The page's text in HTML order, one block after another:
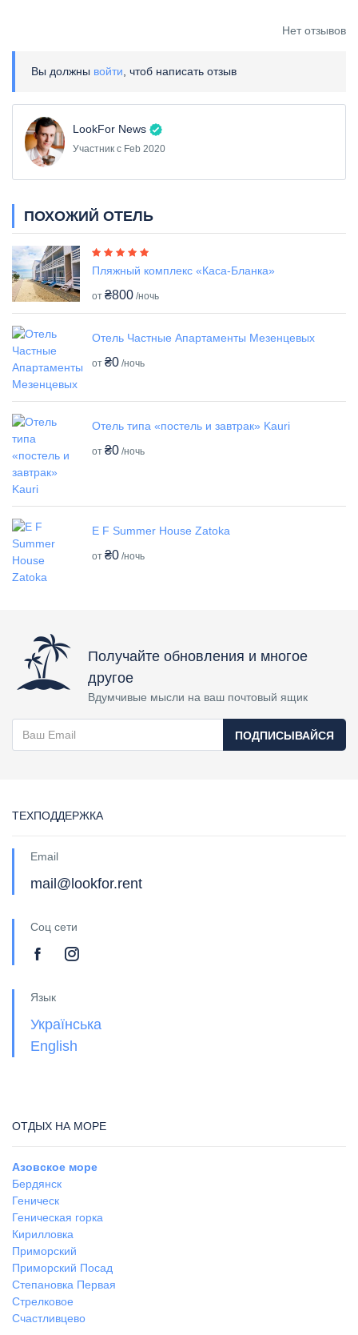
Нет отзывов
Вы должны войти , чтоб написать отзыв
LookFor News
Участник с Feb 2020
ПОХОЖИЙ ОТЕЛЬ
Пляжный комплекс «Каса-Бланка»
от ₴800 /ночь
Отель Частные Апартаменты Мезенцевых
от ₴0 /ночь
Отель типа «постель и завтрак» Kauri
от ₴0 /ночь
E F Summer House Zatoka
от ₴0 /ночь
Получайте обновления и многое
другое
Вдумчивые мысли на ваш почтовый ящик
ПОДПИСЫВАЙСЯ
ТЕХПОДДЕРЖКА
Email
mail@lookfor.rent
Соц сети
Язык
Українська
English
ОТДЫХ НА МОРЕ
Азовское море
Бердянск
Геническ
Геническая горка
Кирилловка
Приморский
Приморский Посад
Степановка Первая
Стрелковое
Счастливцево